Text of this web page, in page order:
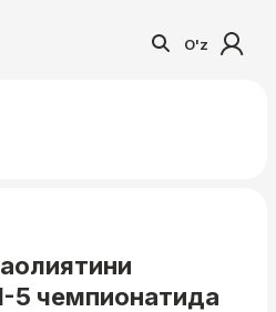
O'z
5 чемпионатида